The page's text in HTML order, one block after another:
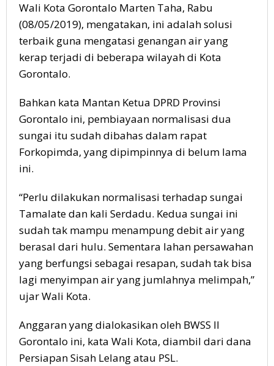
Wali Kota Gorontalo Marten Taha, Rabu
(08/05/2019), mengatakan, ini adalah solusi
terbaik guna mengatasi genangan air yang
kerap terjadi di beberapa wilayah di Kota
Gorontalo.
Bahkan kata Mantan Ketua DPRD Provinsi
Gorontalo ini, pembiayaan normalisasi dua
sungai itu sudah dibahas dalam rapat
Forkopimda, yang dipimpinnya di belum lama
ini.
“Perlu dilakukan normalisasi terhadap sungai
Tamalate dan kali Serdadu. Kedua sungai ini
sudah tak mampu menampung debit air yang
berasal dari hulu. Sementara lahan persawahan
yang berfungsi sebagai resapan, sudah tak bisa
lagi menyimpan air yang jumlahnya melimpah,”
ujar Wali Kota.
Anggaran yang dialokasikan oleh BWSS II
Gorontalo ini, kata Wali Kota, diambil dari dana
Persiapan Sisah Lelang atau PSL.